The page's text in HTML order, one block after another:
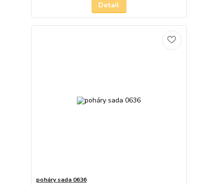
Detail
poháry sada 0636